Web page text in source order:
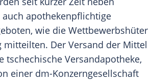
apothekenpflichtige
wie die Wettbewerbshüter
mitteilten. Der Versand der Mittel
tschechische Versandapotheke,
einer dm-Konzerngesellschaft